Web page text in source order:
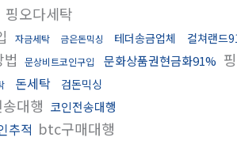
핑오다세탁
자금세탁 금은돈믹싱 테더송금업체 컬쳐랜드
문상비트코인구입 문화상품권현금화91%
돈세탁 검돈믹싱
대행 코인전송대행
추적 btc구매대행